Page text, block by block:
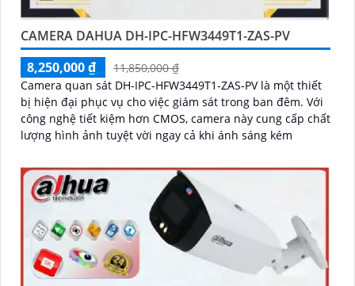
CAMERA DAHUA DH-IPC-HFW3449T1-ZAS-PV
8,250,000 ₫
11,850,000 ₫
Camera quan sát DH-IPC-HFW3449T1-ZAS-PV là một thiết
bị hiện đại phục vụ cho việc giám sát trong ban đêm. Với
công nghệ tiết kiệm hơn CMOS, camera này cung cấp chất
lượng hình ảnh tuyệt vời ngay cả khi ánh sáng kém